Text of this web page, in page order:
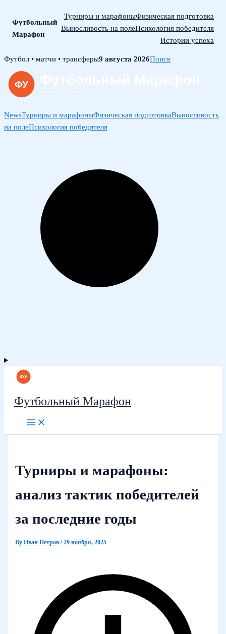
Футбольный
Марафон
Турниры и марафоныФизическая подготовка
Выносливость на полеПсихология победителя
Истории успеха
Skip
content
Футбол • матчи • трансферы9 августа 2026Поиск
NewsТурниры и марафоныФизическая подготовкаВыносливость
на полеПсихология победителя
Футбольный Марафон
Турниры и марафоны:
анализ тактик победителей
за последние годы
ByИван Петров/29 ноября, 2025